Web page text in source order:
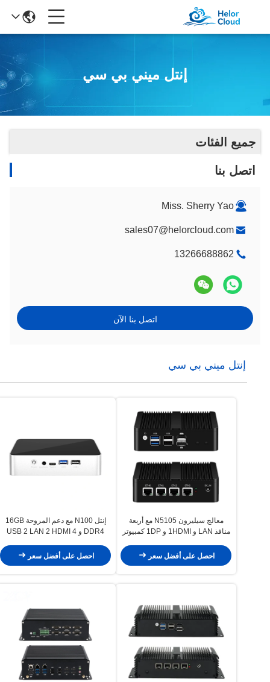
إنتل ميني بي سي
جميع الفئات
اتصل بنا
Miss. Sherry Yao
sales07@helorcloud.com
13266688862
اتصل بنا الآن
إنتل ميني بي سي
معالج سيليرون N5105 مع أربعة
منافذ LAN و 1HDMI و 1DP كمبيوتر
احصل على أفضل سعر
إنتل N100 مع دعم المروحة 16GB
DDR4 و 4 USB 2 LAN 2 HDMI
احصل على أفضل سعر